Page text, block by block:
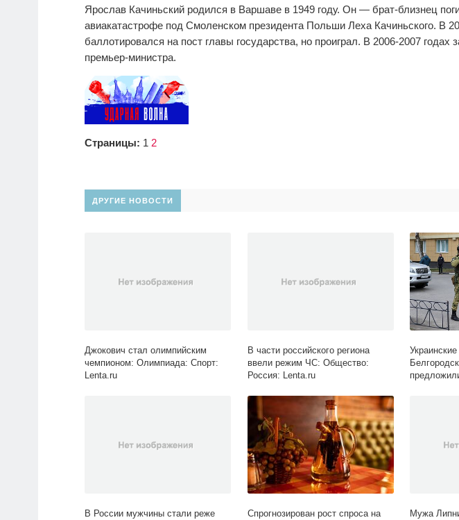
Ярослав Качиньский родился в Варшаве в 1949 году. Он — брат-близнец
авиакатастрофе под Смоленском президента Польши Леха Качиньского. В
баллотировался на пост главы государства, но проиграл. В 2006-2007 годах
премьер-министра.
Страницы: 1 2
ДРУГИЕ НОВОСТИ
Джокович стал олимпийским
чемпионом: Олимпиада: Спорт:
Lenta.ru
В части российского региона
ввели режим ЧС: Общество:
Россия: Lenta.ru
В России мужчины стали реже
Спрогнозирован рост спроса на
Мужа